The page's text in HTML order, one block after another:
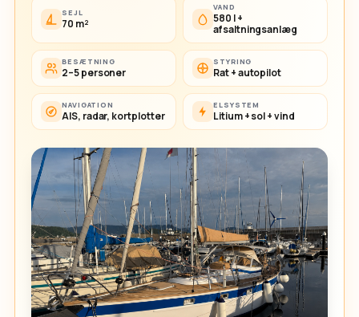
SEJL
70 m²
VAND
580 l +
afsaltningsanlæg
BESÆTNING
2–5 personer
STYRING
Rat + autopilot
NAVIGATION
AIS, radar, kortplotter
ELSYSTEM
Litium + sol + vind